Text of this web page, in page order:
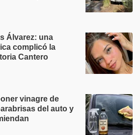
Álvarez: una
complicó la
Cantero
vinagre de
del auto y